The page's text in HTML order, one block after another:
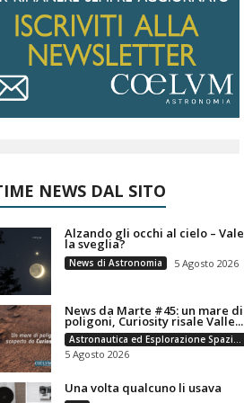
NEWS DAL SITO
Alzando gli occhi al cielo – Vale
la sveglia?
News di Astronomia 5 Agosto 2026
News da Marte #45: un mare di
poligoni, Curiosity risale Valle...
Astronautica ed Esplorazione Spaziale
5 Agosto 2026
Una volta qualcuno li usava